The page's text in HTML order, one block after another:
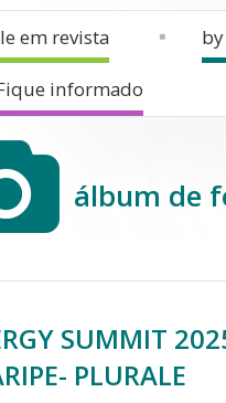
em revista
informado
álbum de
SUMMIT
PLURALE